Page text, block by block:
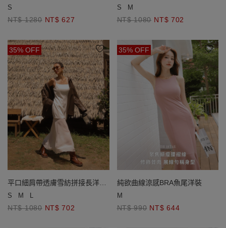
衫背心長洋裝
S
NT$ 1280 NT$ 627
(附胸墊)
S M
NT$ 1080 NT$ 702
35% OFF
平口細肩帶透膚雪紡拼接長洋裝
(附胸墊)
S M L
NT$ 1080 NT$ 702
35% OFF
純欲曲線涼感BRA魚尾洋裝
M
NT$ 990 NT$ 644